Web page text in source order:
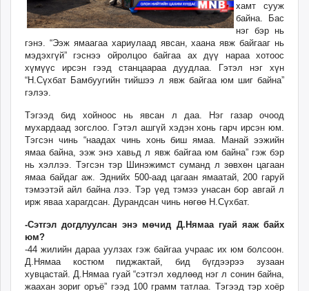
хамт сууж
байна. Бас
нэг бэр нь
гэнэ. “Ээж ямаагаа хариулаад явсан, хаана явж байгааг нь
мэдэхгүй” гэснээ ойролцоо байгаа ах дүү нараа хотоос
хүмүүс ирсэн гээд станцаараа дуудлаа. Гэтэл нэг хүн
“Н.Сүхбат Бамбуугийн тийшээ л явж байгаа юм шиг байна”
гэлээ.
Тэгээд бид хойноос нь явсан л даа. Нэг газар очоод
мухардаад зогслоо. Гэтэл ашгүй хэдэн хонь гарч ирсэн юм.
Тэгсэн чинь “наадах чинь хонь биш ямаа. Манай ээжийн
ямаа байна, ээж энэ хавьд л явж байгаа юм байна” гэж бэр
нь хэллээ. Тэгсэн тэр Шинэжимст суманд л зөвхөн цагаан
ямаа байдаг аж. Эднийх 500-аад цагаан ямаатай, 200 гаруй
тэмээтэй айл байна лээ. Тэр үед тэмээ унасан бор авгай л
ирж яваа харагдсан. Дурандсан чинь нөгөө Н.Сүхбат.
-Сэтгэл догдлуулсан энэ мөчид Д.Нямаа гуай яаж байх
юм?
-44 жилийн дараа уулзах гэж байгаа учраас их юм болсоон.
Д.Нямаа костюм пиджактай, бид бүгдээрээ зузаан
хувцастай. Д.Нямаа гуай “сэтгэл хөдлөөд нэг л сонин байна,
жаахан зориг оръё” гээд 100 грамм татлаа. Тэгээд тэр хоёр